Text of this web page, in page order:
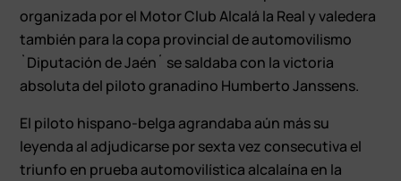
organizada por el Motor Club Alcalá la Real y valedera
también para la copa provincial de automovilismo
`Diputación de Jaén´ se saldaba con la victoria
absoluta del piloto granadino Humberto Janssens.
El piloto hispano-belga agrandaba aún más su
leyenda al adjudicarse por sexta vez consecutiva el
triunfo en prueba automovilística alcalaína en la